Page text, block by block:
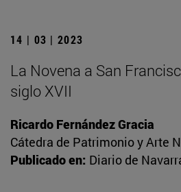
14 | 03 | 2023
La Novena a San
siglo XVII
Ricardo Fernández Gracia
Cátedra de Patrimonio y Arte
Publicado en: Diario de